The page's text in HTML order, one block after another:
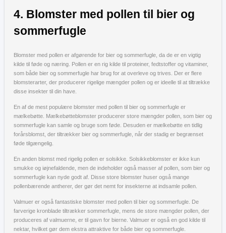
4. Blomster med pollen til bier og
sommerfugle
Blomster med pollen er afgørende for bier og sommerfugle, da de er en vigtig
kilde til føde og næring. Pollen er en rig kilde til proteiner, fedtstoffer og vitaminer,
som både bier og sommerfugle har brug for at overleve og trives. Der er flere
blomsterarter, der producerer rigelige mængder pollen og er ideelle til at tiltrække
disse insekter til din have.
En af de mest populære blomster med pollen til bier og sommerfugle er
mælkebøtte. Mælkebøtteblomster producerer store mængder pollen, som bier og
sommerfugle kan samle og bruge som føde. Desuden er mælkebøtte en tidlig
forårsblomst, der tiltrækker bier og sommerfugle, når der stadig er begrænset
føde tilgængelig.
En anden blomst med rigelig pollen er solsikke. Solsikkeblomster er ikke kun
smukke og iøjnefaldende, men de indeholder også masser af pollen, som bier og
sommerfugle kan nyde godt af. Disse store blomster huser også mange
pollenbærende antherer, der gør det nemt for insekterne at indsamle pollen.
Valmuer er også fantastiske blomster med pollen til bier og sommerfugle. De
farverige kronblade tiltrækker sommerfugle, mens de store mængder pollen, der
produceres af valmuerne, er til gavn for bierne. Valmuer er også en god kilde til
nektar, hvilket gør dem ekstra attraktive for både bier og sommerfugle.